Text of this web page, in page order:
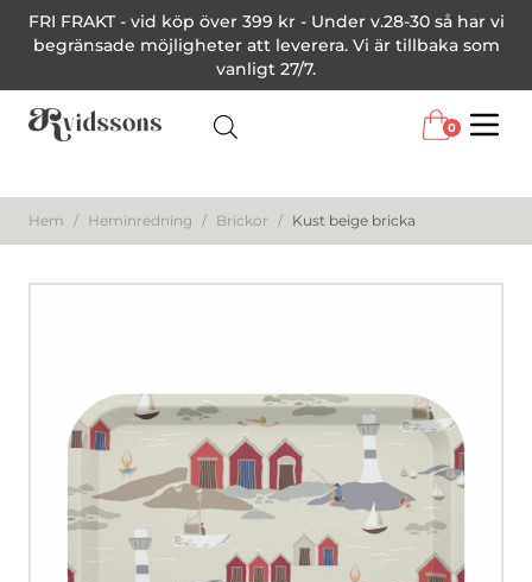
FRI FRAKT - vid köp över 399 kr - Under v.28-30 så har vi
begränsade möjligheter att leverera. Vi är tillbaka som
vanligt 27/7.
0
Hem / Heminredning / Brickor / Kust beige bricka